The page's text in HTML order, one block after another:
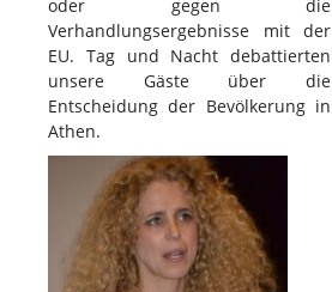
oder gegen die
Verhandlungsergebnisse mit der
EU. Tag und Nacht debattierten
unsere Gäste über die
Entscheidung der Bevölkerung in
Athen.